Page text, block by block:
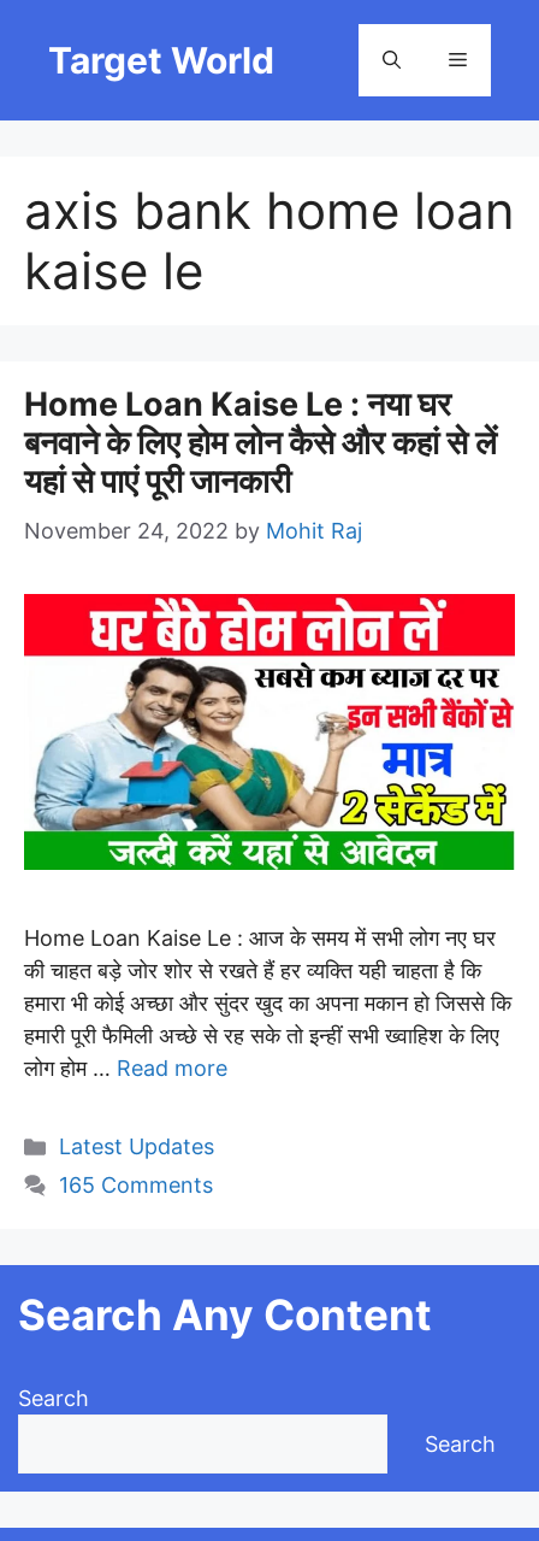
contentTarget World Menu
axis bank home loan
kaise le
Home Loan Kaise Le : नया घर
बनवाने के लिए होम लोन कैसे और कहां से लें
यहां से पाएं पूरी जानकारी
November 24, 2022 by Mohit Raj
Home Loan Kaise Le : आज के समय में सभी लोग नए घर
की चाहत बड़े जोर शोर से रखते हैं हर व्यक्ति यही चाहता है कि
हमारा भी कोई अच्छा और सुंदर खुद का अपना मकान हो जिससे कि
हमारी पूरी फैमिली अच्छे से रह सके तो इन्हीं सभी ख्वाहिश के लिए
लोग होम … Read more
Categories
Latest Updates
165 Comments
Search Any Content
Search
Search